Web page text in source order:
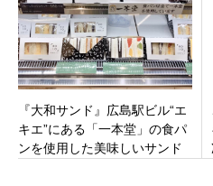
『大和サンド』広島駅ビル“エ
キエ”にある「一本堂」の食パ
ンを使用した美味しいサンド